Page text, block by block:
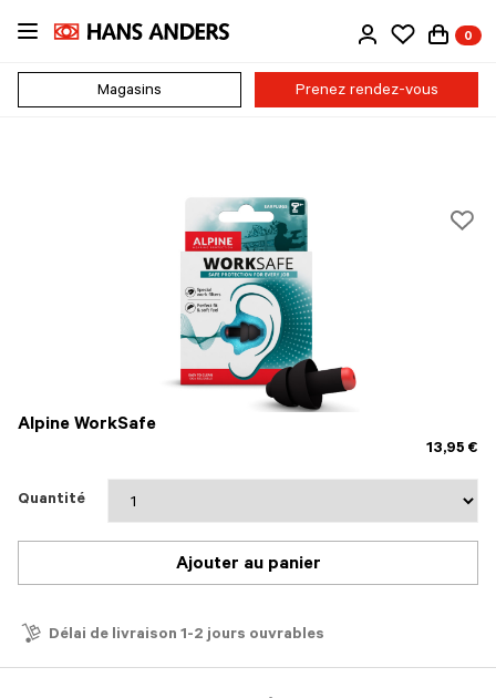
Passer
contenu
0
Magasins Prenez rendez-vous
Alpine WorkSafe
13,95 €
Quantité
Ajouter au panier
Délai de livraison 1-2 jours ouvrables